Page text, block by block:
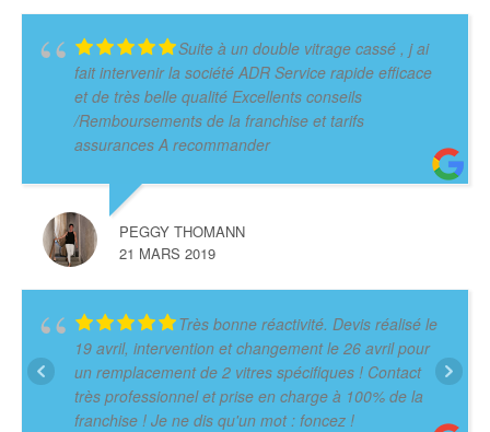
Suite à un double vitrage cassé , j ai
fait intervenir la société ADR Service rapide efficace
et de très belle qualité Excellents conseils
/Remboursements de la franchise et tarifs
assurances A recommander
PEGGY THOMANN
21 MARS 2019
Très bonne réactivité. Devis réalisé le
19 avril, intervention et changement le 26 avril pour
un remplacement de 2 vitres spécifiques ! Contact
très professionnel et prise en charge à 100% de la
franchise ! Je ne dis qu'un mot : foncez !